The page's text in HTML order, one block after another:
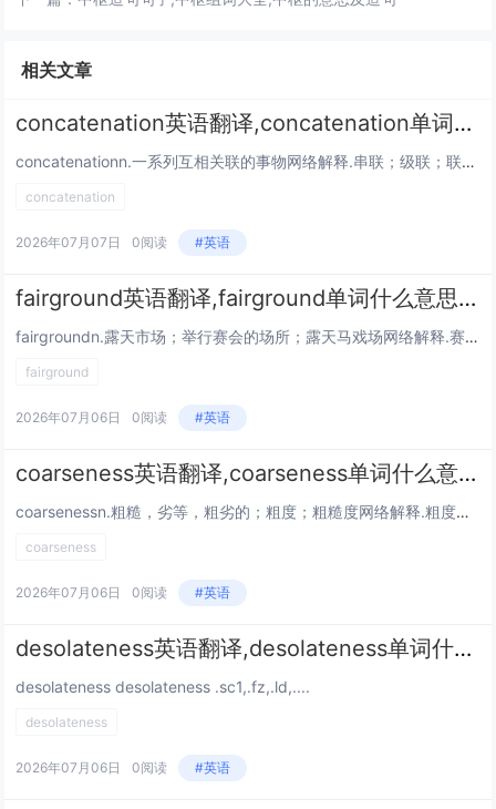
相关文章
concatenation英语翻译,concatenation单词什么意思,concatenation相关单词词语
concatenationn.一系列互相关联的事物网络解释.串联；级联；联结；连环酌...
concatenation
2026年07月07日 0阅读 #英语
fairground英语翻译,fairground单词什么意思,fairground相关单词词语
fairgroundn.露天市场；举行赛会的场所；露天马戏场网络解释.赛会场所；游乐场；露天广场；露天游乐场 词形变化:复数：fairgrounds 英[ˈfeəgraʊnd] 美[ˈfergraʊnd]...
fairground
2026年07月06日 0阅读 #英语
coarseness英语翻译,coarseness单词什么意思,coarseness相关单词词语
coarsenessn.粗糙，劣等，粗劣的；粗度；粗糙度网络解释.粗度；粗糙度；粒度；距离粗测器 美[kɔ:snəs] coarseness...
coarseness
2026年07月06日 0阅读 #英语
desolateness英语翻译,desolateness单词什么意思,desolateness相关单词词语
desolateness desolateness .sc1,.fz,.ld,....
desolateness
2026年07月06日 0阅读 #英语